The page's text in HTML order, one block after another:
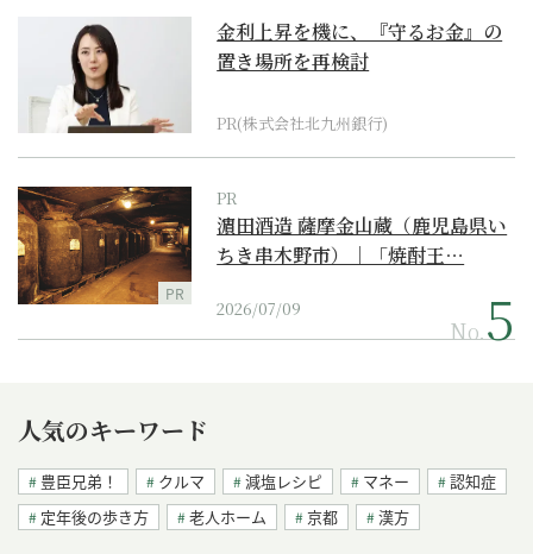
金利上昇を機に、『守るお金』の
置き場所を再検討
PR(株式会社北九州銀行)
PR
PR
濵田酒造 薩摩金山蔵（鹿児島県い
ちき串木野市）｜「焼酎王…
2026/07/09
No.
人気のキーワード
豊臣兄弟！ クルマ 減塩レシピ マネー
認知症
定年後の歩き方
老人ホーム 京都 漢方